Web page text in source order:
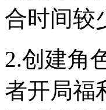
合时间较
2.创建角
者开局福